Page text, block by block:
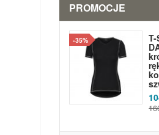
PROMOCJE
-35% T-